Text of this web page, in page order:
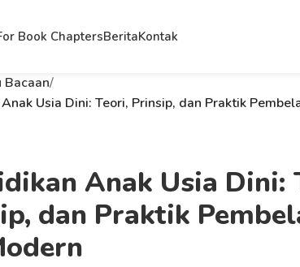
Book ChaptersBeritaKontak
Bacaan
Usia Dini: Teori, Prinsip, dan Praktik
Anak Usia Dini:
dan Praktik